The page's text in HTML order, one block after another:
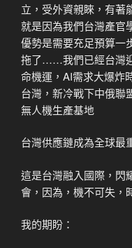
立，受外資親睞，有著
就是因為我們台灣產官
優勢是需要充足預算一
拖了……我們已經台灣
命機運，AI需求大爆炸
台灣，新冷戰下中俄聯
無人機生產基地
台灣供應鏈成為全球最
這是台灣融入國際，閃
會，因為，機不可失，
我的期盼：